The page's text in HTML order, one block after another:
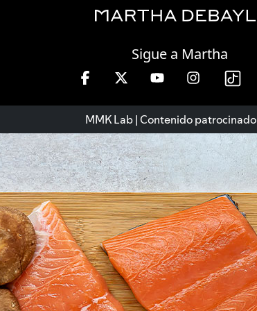
Sigue a Martha
viernes de 10 a 13 hrs.
MMK Lab | Contenido patrocinado